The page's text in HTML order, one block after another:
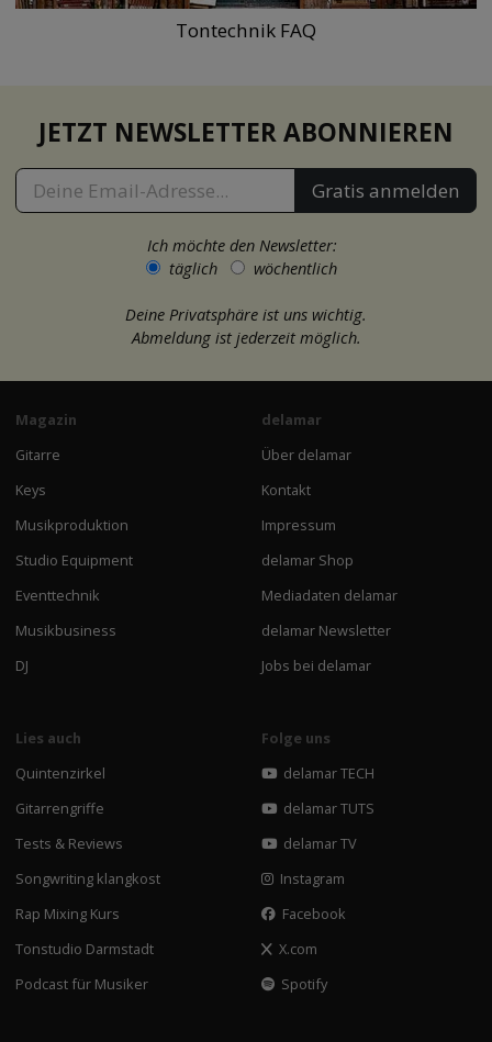
Tontechnik FAQ
JETZT NEWSLETTER ABONNIEREN
Gratis anmelden
Ich möchte den Newsletter:
täglich
wöchentlich
Deine Privatsphäre ist uns wichtig.
Abmeldung ist jederzeit möglich.
Magazin
Gitarre
Keys
Musikproduktion
Studio Equipment
Eventtechnik
Musikbusiness
DJ
delamar
Über delamar
Kontakt
Impressum
delamar Shop
Mediadaten delamar
delamar Newsletter
Jobs bei delamar
Lies auch
Quintenzirkel
Gitarrengriffe
Tests & Reviews
Songwriting klangkost
Rap Mixing Kurs
Tonstudio Darmstadt
Podcast für Musiker
Folge uns
delamar TECH
delamar TUTS
delamar TV
Instagram
Facebook
X.com
Spotify